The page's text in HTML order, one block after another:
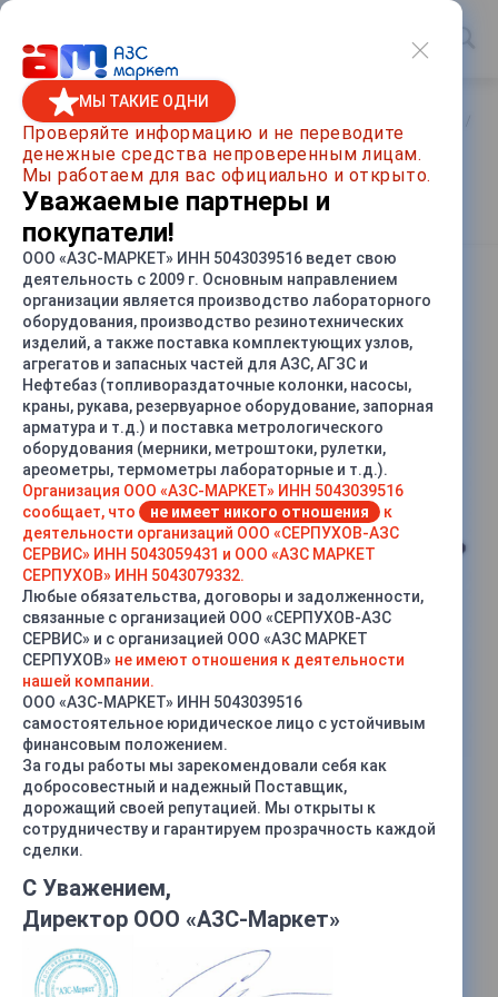
Главная / Каталог товаров
Агрегат электронасосный
АСВН-80AZ-Т
Характеристики
Мощность двигателя, кВт —
МЫ ТАКИЕ ОДНИ
Проверяйте информацию и не переводите
денежные средства непроверенным лицам.
Мы работаем для вас официально и открыто.
Уважаемые партнеры и
покупатели!
ООО «АЗС-МАРКЕТ» ИНН 5043039516 ведет свою
деятельность с 2009 г. Основным направлением
организации является производство лабораторного
оборудования, производство резинотехнических
изделий, а также поставка комплектующих узлов,
агрегатов и запасных частей для АЗС, АГЗС и
Нефтебаз (топливораздаточные колонки, насосы,
краны, рукава, резервуарное оборудование, запорная
арматура и т.д.) и поставка метрологического
оборудования (мерники, метроштоки, рулетки,
ареометры, термометры лабораторные и т.д.).
Организация ООО «АЗС-МАРКЕТ» ИНН 5043039516
сообщает, что
не имеет никого отношения
к
деятельности организаций ООО «СЕРПУХОВ-АЗС
СЕРВИС» ИНН 5043059431 и ООО «АЗС МАРКЕТ
СЕРПУХОВ» ИНН 5043079332.
Любые обязательства, договоры и задолженности,
связанные с организацией ООО «СЕРПУХОВ-АЗС
СЕРВИС» и с организацией ООО «АЗС МАРКЕТ
СЕРПУХОВ» не имеют отношения к деятельности
нашей компании.
ООО «АЗС-МАРКЕТ» ИНН 5043039516
самостоятельное юридическое лицо с устойчивым
финансовым положением.
За годы работы мы зарекомендовали себя как
добросовестный и надежный Поставщик,
дорожащий своей репутацией. Мы открыты к
сотрудничеству и гарантируем прозрачность каждой
сделки.
С Уважением,
Директор ООО «АЗС-Маркет»